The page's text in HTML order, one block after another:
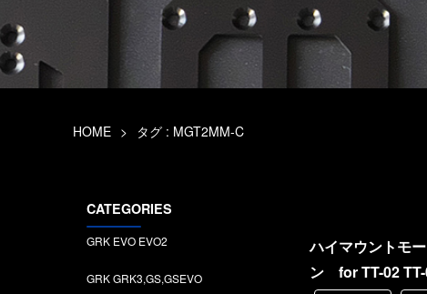
HOME > タグ : MGT2MM-C
CATEGORIES
GRK EVO EVO2
GRK GRK3,GS,GSEVO
ハイマウントモ
ン for TT-02 TT-